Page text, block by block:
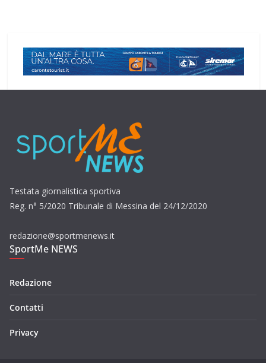
Testata giornalistica sportiva
Reg. n° 5/2020 Tribunale di Messina del 24/12/2020
redazione@sportmenews.it
SportMe NEWS
Redazione
Contatti
Privacy